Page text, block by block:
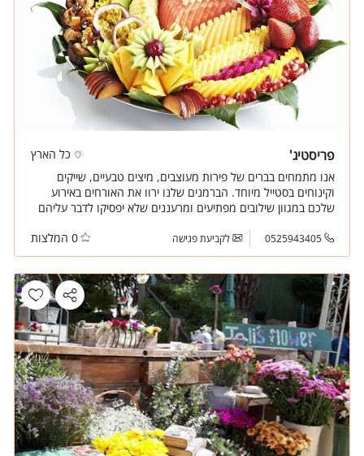
פריסטיג'
כל הארץ
אנו מתמחים בברים של פירות מעוצבים, מיצים טבעיים, שייקים
וקינוחים בסטייל מיוחד. הברמנים שלנו ירוו את האורחים באירוע
שלכם במגוון שילובים מפתיעים ומרעננים שלא יפסיקו לדבר עליהם
0525943405 לקביעת פגישה 0 המלצות